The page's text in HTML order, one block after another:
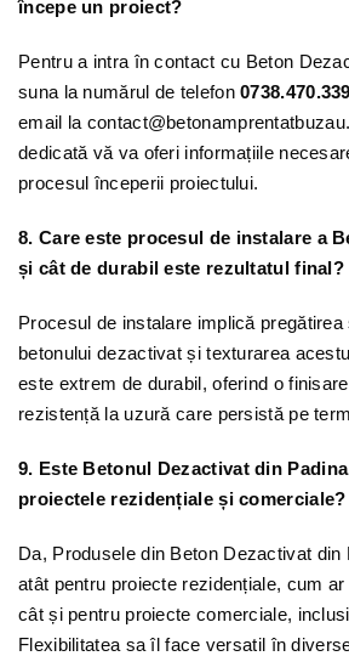
începe un proiect?
Pentru a intra în contact cu Beton
suna la numărul de telefon0738.470.339
email la
dedicată vă va oferi informațiile
procesul începerii proiectului.
8. Care este procesul de instalare a
și cât de durabil este rezultatul final?
Procesul de instalare implică
betonului dezactivat și texturarea
este extrem de durabil, oferind o
rezistență la uzură care persistă pe
9. Este Betonul Dezactivat din
proiectele rezidențiale și comerciale?
Da, Produsele din Beton Dezactivat din
atât pentru proiecte rezidențiale, cum
cât și pentru proiecte comerciale,
Flexibilitatea sa îl face versatil în